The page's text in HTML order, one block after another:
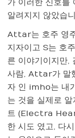
가 이러한 신호를
알려지지 않았습
Attar는 호주 영
지자이고 S는 호
른 이야기이지만,
사람, Attar가 말
자 인 imho는 내
는 것을 실제로
트 (Electra
한 시도 였고, 다